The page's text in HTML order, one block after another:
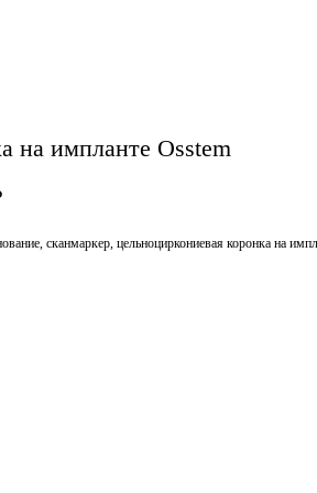
на импланте Osstem
сканмаркер, цельноциркониевая коронка на